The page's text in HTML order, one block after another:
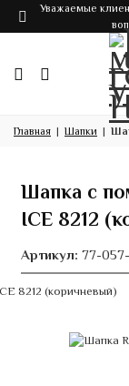
Уважаемые
Главная Шапки
Шапка с
ICE 8212
Артикул: 77-